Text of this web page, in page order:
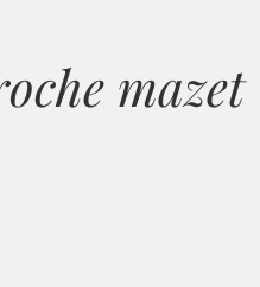
mazet